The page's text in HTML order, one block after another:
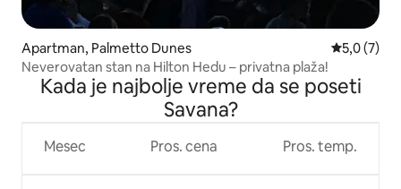
Apartman, Palmetto Dunes Prosečna
5,0 (7)
Neverovatan stan na Hilton Hedu – privatna plaža!
Kada je najbolje vreme da se poseti
Savana?
Mesec Pros. cena Pros. temp.